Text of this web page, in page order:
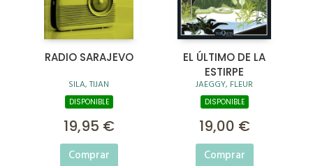
RADIO SARAJEVO
SILA, TIJAN
DISPONIBLE
19,95 €
Comprar
EL ÚLTIMO DE LA
ESTIRPE
JAEGGY, FLEUR
DISPONIBLE
19,00 €
Comprar